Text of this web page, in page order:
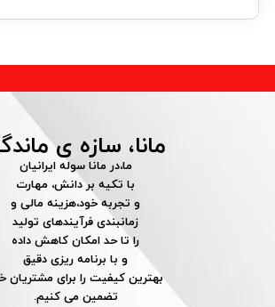
مانا، سازه ی
ما،در مانا سوله ایرانیان
با تکیه بر دانش، مهارت
و تجربه خود،هزینه مالی و
زمانبندی فرآیندهای تولید
را تا حد امکان کاهش داده
و با برنامه ریزی دقیق
بهترین کیفیت را برای مشتریان
تضمین می کنیم.